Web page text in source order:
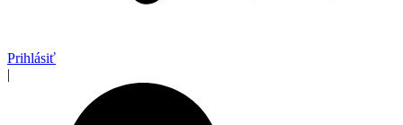
Prihlásiť
|